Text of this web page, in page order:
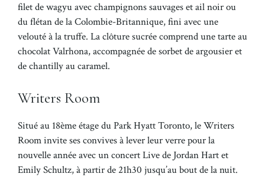
filet de wagyu avec champignons sauvages et ail noir ou
du flétan de la Colombie-Britannique, fini avec une
velouté à la truffe. La clôture sucrée comprend une tarte au
chocolat Valrhona, accompagnée de sorbet de argousier et
de chantilly au caramel.
Writers Room
Situé au 18ème étage du Park Hyatt Toronto, le Writers
Room invite ses convives à lever leur verre pour la
nouvelle année avec un concert Live de Jordan Hart et
Emily Schultz, à partir de 21h30 jusqu’au bout de la nuit.